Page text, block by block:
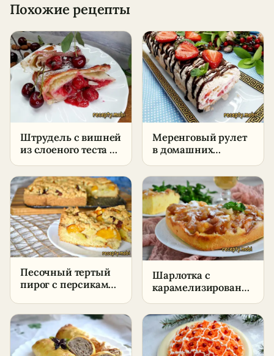
Похожие рецепты
Штрудель с вишней
из слоеного теста –
Меренговый рулет
в домашних
пошаговый рецепт
Песочный тертый
пирог с персиками
Шарлотка с
карамелизированными
пошаговый рецепт
в домашних
условиях